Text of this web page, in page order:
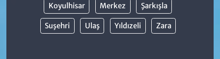
Koyulhisar Merkez Şarkışla
Suşehri Ulaş Yıldızeli Zara